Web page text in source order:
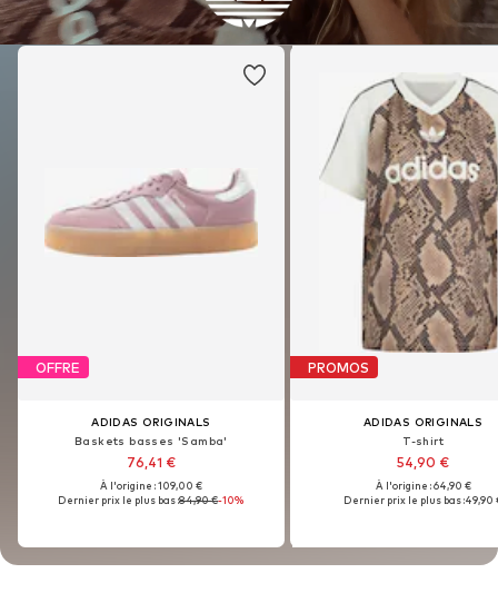
OFFRE
ADIDAS ORIGINALS
Baskets basses 'Samba'
76,41 €
À l'origine : 109,00 €
Dernier prix le plus bas :84,90 €-10%
PROMOS
ADIDAS ORIGINALS
T-shirt
54,90 €
À l'origine : 64,90 €
Dernier prix le plus bas :49,90
OFFRE
ADIDAS ORIGINALS
Baskets basses 'Samba'
76,41 €
À l'origine : 109,00 €
Dernier prix le plus bas :84,90 €-10%
PROMOS
ADIDAS ORIGINALS
T-shirt
54,90 €
À l'origine : 64,90 €
Dernier prix le plus bas :49,90